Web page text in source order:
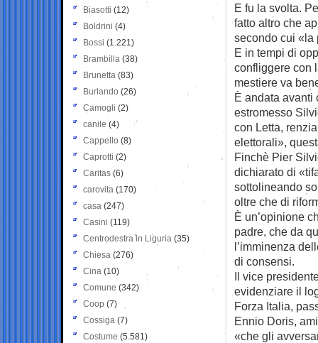
E fu la svolta.
fatto altro che
secondo cui «la
E in tempi di
confliggere con
mestiere va
È andata avanti
estromesso
con Letta,
elettorali»,
Finchè Pier
dichiarato di
sottolineando
oltre che di
È un’opinione
padre, che da
l’imminenza
di consensi.
Il vice
evidenziare il
Forza Italia,
Ennio Doris,
«che gli
Biasotti (12)
Boldrini (4)
Bossi (1.221)
Brambilla (38)
Brunetta (83)
Burlando (26)
Camogli (2)
canile (4)
Cappello (8)
Caprotti (2)
Caritas (6)
carovita (170)
casa (247)
Casini (119)
Centrodestra in Liguria (35)
Chiesa (276)
Cina (10)
Comune (342)
Coop (7)
Cossiga (7)
Costume (5.581)